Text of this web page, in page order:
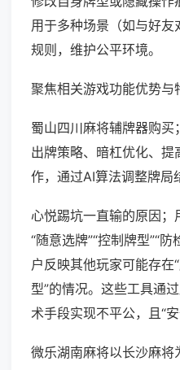
用于多种场景（如与好
规则，维护公平环境。
聚焦相关游戏功能优势与
蜀山四川麻将辅牌器购
出牌策略、暗杠优化、
作，通过AI算法调整牌局
心悦踢坑一直输的原因
“随意选牌”“控制牌型”“
户反映其他玩家可能存在
型”的情况。这些工具通
术手段实现不平公，且“安
微乐湖南麻将以长沙麻将